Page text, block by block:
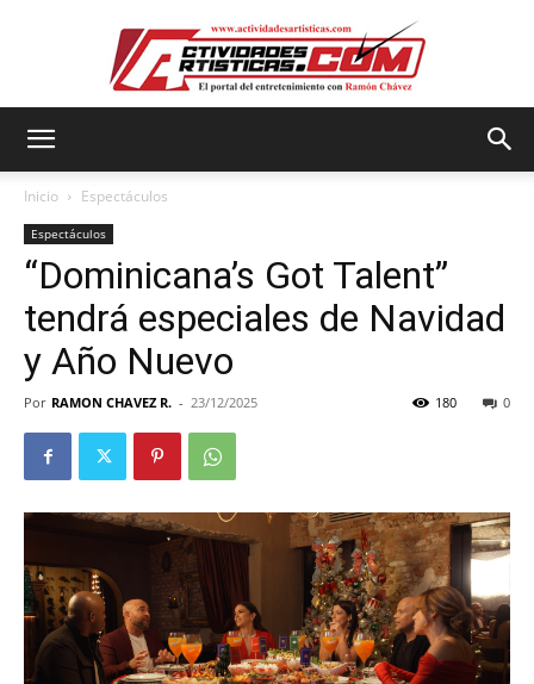
Inicio Espectáculos
Espectáculos
“Dominicana’s Got Talent”
tendrá especiales de Navidad
y Año Nuevo
Por RAMON CHAVEZ R. - 23/12/2025 0
180